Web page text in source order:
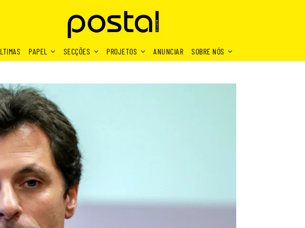
PAPEL SECÇÕES PROJETOS ANUNCIAR SOBRE NÓS